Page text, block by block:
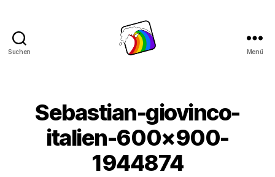
Suchen Menü
Sebastian-giovinco-
italien-600×900-
1944874